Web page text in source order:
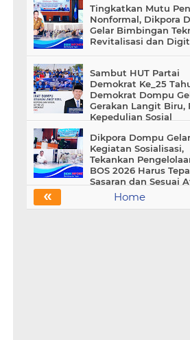
Tingkatkan Mutu
Nonformal, Dikpora
Gelar Bimbingan
Revitalisasi dan
Sambut HUT Partai
Demokrat Ke_25
Demokrat Dompu
Gerakan Langit Biru,
Kepedulian Sosial
Dikpora Dompu Gelar
Kegiatan Sosialisasi,
Tekankan
BOS 2026 Harus
Sasaran dan Sesuai
« Home